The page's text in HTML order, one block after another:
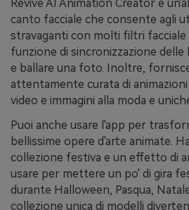
Revive AI Animation Creator è
canto facciale che consente agli
stravaganti con molti filtri facciale
funzione di sincronizzazione
e ballare una foto. Inoltre,
attentamente curata di
video e immagini alla moda e
Puoi anche usare l'app per
bellissime opere d'arte animate.
collezione festiva e un effetto di
usare per mettere un po' di gira
durante Halloween, Pasqua,
collezione unica di modelli